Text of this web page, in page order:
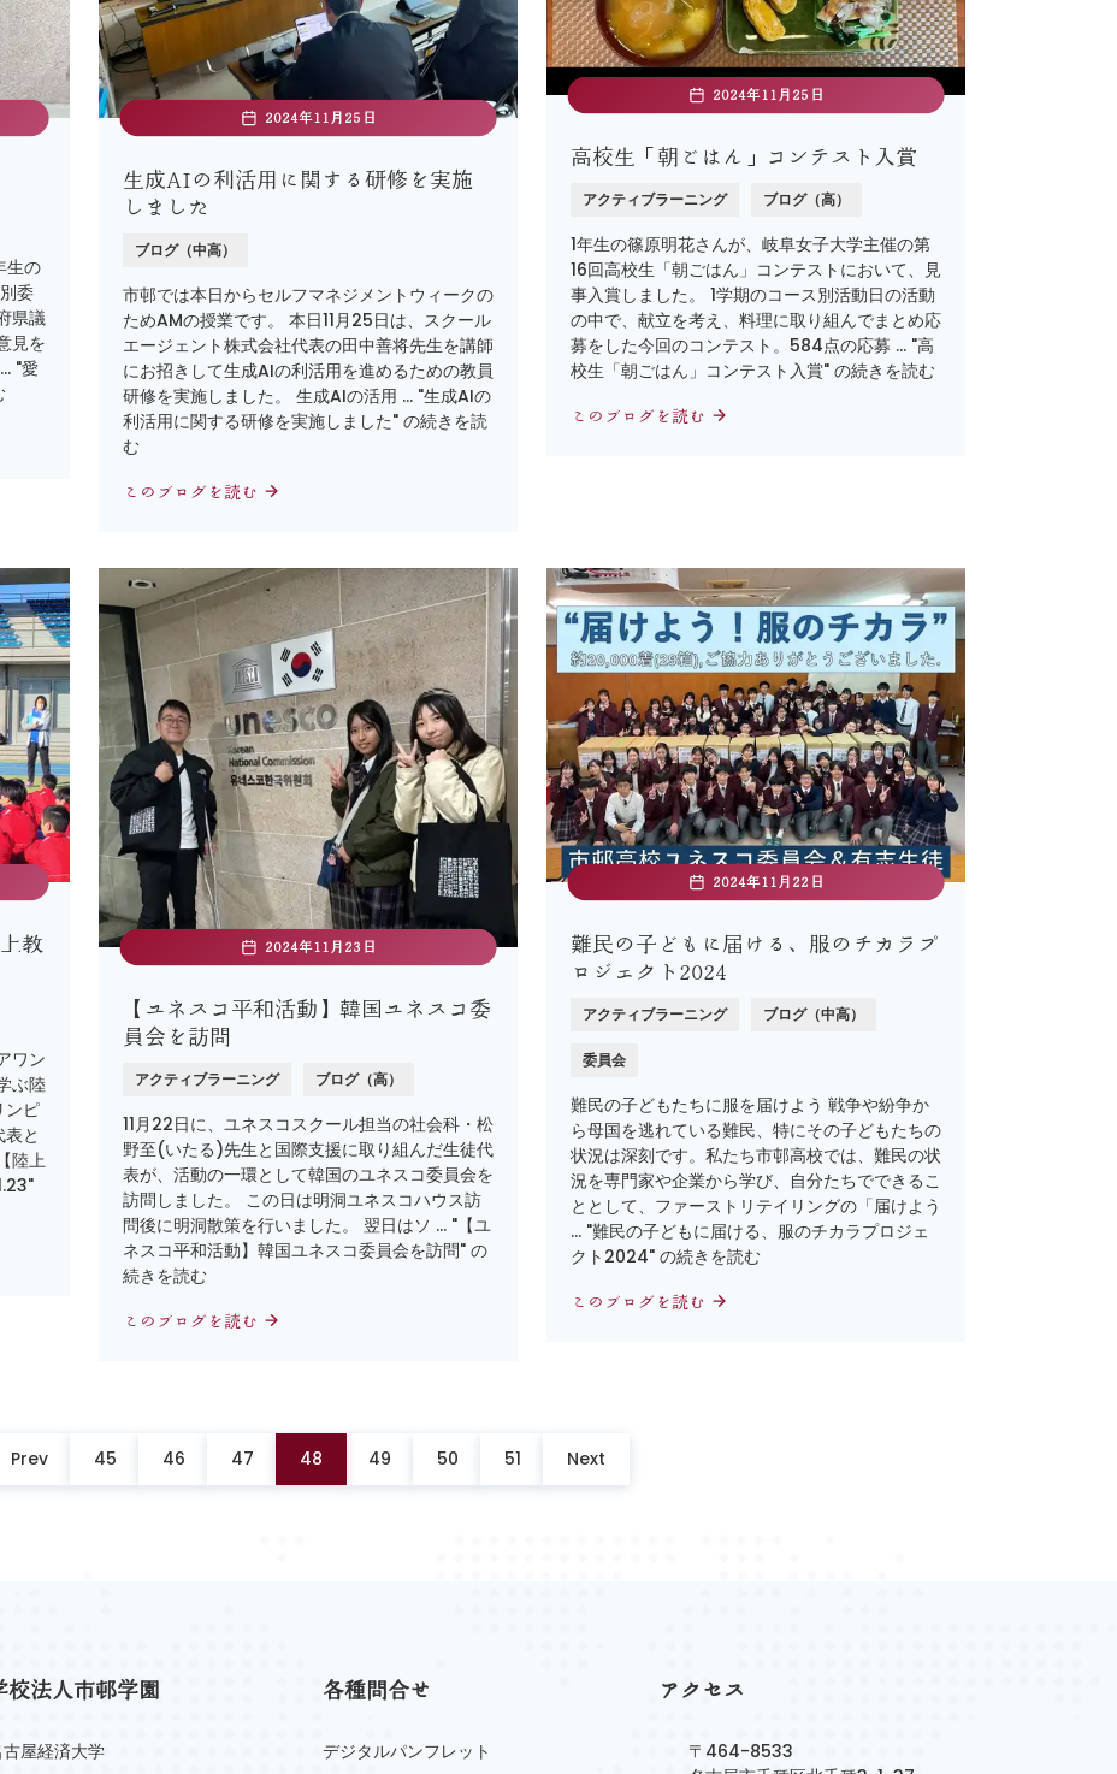
生の
委
県議
見を
"愛
2024年11月25日
生成AIの利活用に関する研修を実施
しました
ブログ（中高）
市邨では本日からセルフマネジメントウィークの
ためAMの授業です。 本日11月25日は、スクール
エージェント株式会社代表の田中善将先生を講師
にお招きして生成AIの利活用を進めるための教員
研修を実施しました。 生成AIの活用 … "生成AIの
利活用に関する研修を実施しました" の続きを読
む
このブログを読む
2024年11月25日
高校生「朝ごはん」コンテスト入賞
アクティブラーニング ブログ（高）
1年生の篠原明花さんが、岐阜女子大学主催の第
16回高校生「朝ごはん」コンテストにおいて、見
事入賞しました。 1学期のコース別活動日の活動
の中で、献立を考え、料理に取り組んでまとめ応
募をした今回のコンテスト。584点の応募 … "高
校生「朝ごはん」コンテスト入賞" の続きを読む
このブログを読む
教
ワン
ぶ陸
ンピ
と
陸上
2024年11月23日
【ユネスコ平和活動】韓国ユネスコ委
員会を訪問
アクティブラーニング ブログ（高）
11月22日に、ユネスコスクール担当の社会科・松
野至(いたる)先生と国際支援に取り組んだ生徒代
表が、活動の一環として韓国のユネスコ委員会を
訪問しました。 この日は明洞ユネスコハウス訪
問後に明洞散策を行いました。 翌日はソ … "【ユ
ネスコ平和活動】韓国ユネスコ委員会を訪問" の
続きを読む
このブログを読む
2024年11月22日
難民の子どもに届ける、服のチカラプ
ロジェクト2024
アクティブラーニング ブログ（中高）
委員会
難民の子どもたちに服を届けよう 戦争や紛争か
ら母国を逃れている難民、特にその子どもたちの
状況は深刻です。私たち市邨高校では、難民の状
況を専門家や企業から学び、自分たちでできるこ
ととして、ファーストリテイリングの「届けよう
… "難民の子どもに届ける、服のチカラプロジェ
クト2024" の続きを読む
このブログを読む
Prev 45 46 47 48 49 50 51 Next
校法人市邨学園
屋経済大学
各種問合せ
デジタルパンフレット
アクセス
〒464-8533